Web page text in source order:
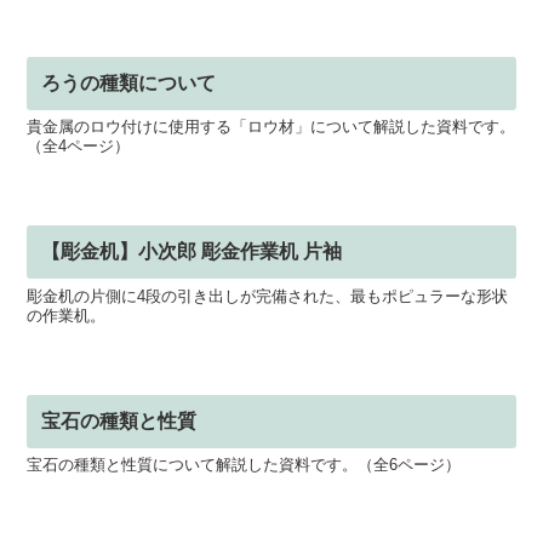
ろうの種類について
貴金属のロウ付けに使用する「ロウ材」について解説した資料です。
（全4ページ）
【彫金机】小次郎 彫金作業机 片袖
彫金机の片側に4段の引き出しが完備された、最もポピュラーな形状
の作業机。
宝石の種類と性質
宝石の種類と性質について解説した資料です。（全6ページ）